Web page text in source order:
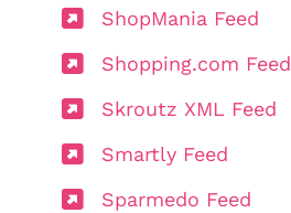
ShopMania Feed
Shopping.com Feed
Skroutz XML Feed
Smartly Feed
Sparmedo Feed